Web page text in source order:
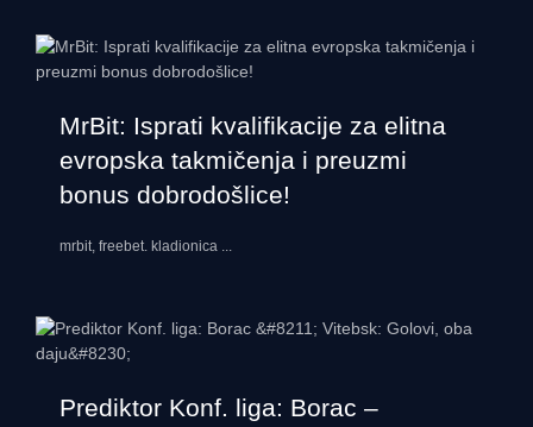
MrBit: Isprati kvalifikacije za elitna
evropska takmičenja i preuzmi
bonus dobrodošlice!
mrbit, freebet. kladionica ...
Prediktor Konf. liga: Borac –